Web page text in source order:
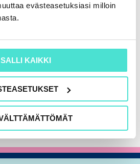
evästeasetuksiasi milloin
SALLI KAIKKI
KAIKKI KIRJAT